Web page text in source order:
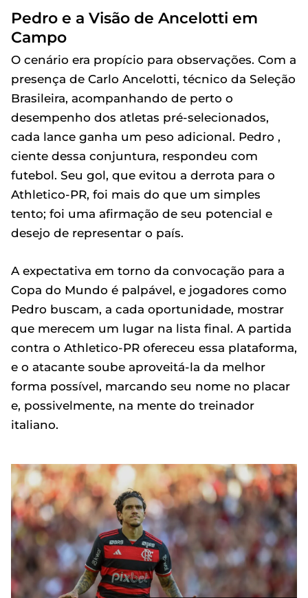
Pedro e a Visão de Ancelotti em
Campo
O cenário era propício para observações. Com a
presença de Carlo Ancelotti, técnico da Seleção
Brasileira, acompanhando de perto o
desempenho dos atletas pré-selecionados,
cada lance ganha um peso adicional. Pedro ,
ciente dessa conjuntura, respondeu com
futebol. Seu gol, que evitou a derrota para o
Athletico-PR, foi mais do que um simples
tento; foi uma afirmação de seu potencial e
desejo de representar o país.
A expectativa em torno da convocação para a
Copa do Mundo é palpável, e jogadores como
Pedro buscam, a cada oportunidade, mostrar
que merecem um lugar na lista final. A partida
contra o Athletico-PR ofereceu essa plataforma,
e o atacante soube aproveitá-la da melhor
forma possível, marcando seu nome no placar
e, possivelmente, na mente do treinador
italiano.